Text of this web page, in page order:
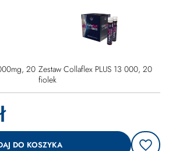
20 Zestaw Collaflex PLUS 13 000, 20
fiolek
DO KOSZYKA